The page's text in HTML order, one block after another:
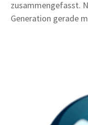
zusammengefasst.
Generation gerade